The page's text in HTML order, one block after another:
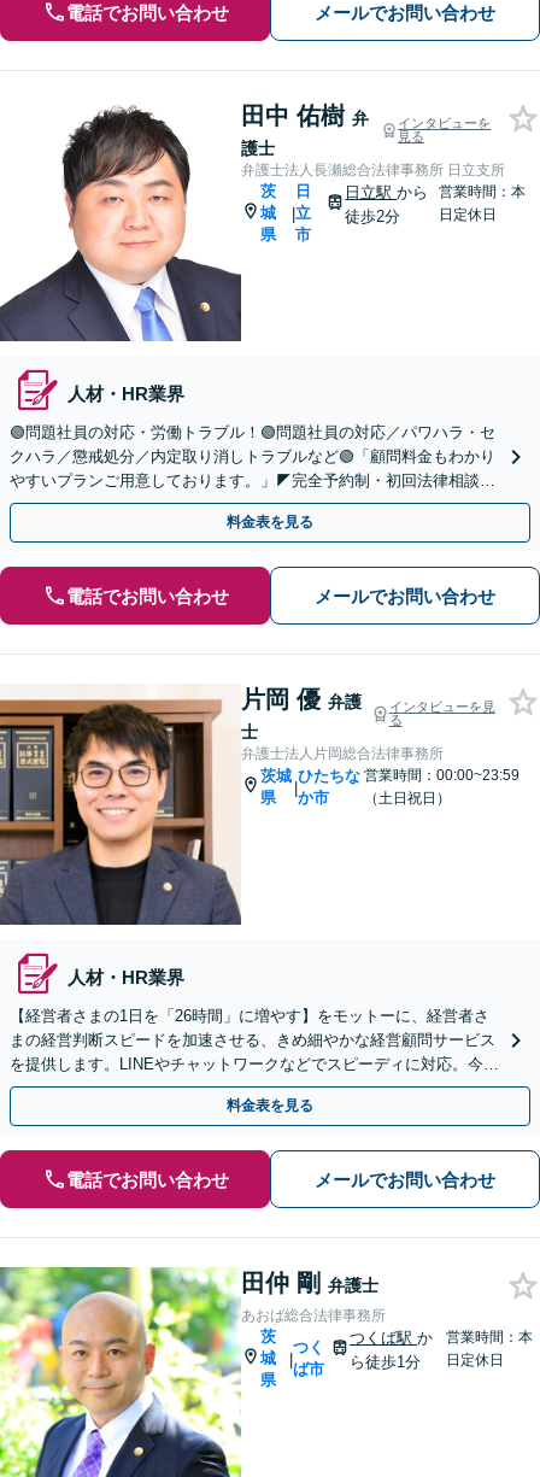
電話でお問い合わせ メールでお問い合わせ
田中 佑樹 弁
護士
インタビューを
見る
弁護士法人長瀬総合法律事務所 日立支所
茨
城
県
|
日
立
市
日立駅から
徒歩2分
営業時間：本
日定休日
人材・HR業界
🟢問題社員の対応・労働トラブル！🟢問題社員の対応／パワハラ・セ
クハラ／懲戒処分／内定取り消しトラブルなど🟢「顧問料金もわかり
やすいプランご用意しております。」◤完全予約制・初回法律相談無
料・顧問数190社以上の実績と経験◢
料金表を見る
電話でお問い合わせ メールでお問い合わせ
片岡 優 弁護
士
インタビューを見
る
弁護士法人片岡総合法律事務所
茨城
県
|
ひたちな
か市
営業時間：00:00~23:59
（土日祝日）
人材・HR業界
【経営者さまの1日を「26時間」に増やす】をモットーに、経営者さ
まの経営判断スピードを加速させる、きめ細やかな経営顧問サービス
を提供します。LINEやチャットワークなどでスピーディに対応。今後
問題となりそうな経営課題までご相談を承ります
料金表を見る
電話でお問い合わせ メールでお問い合わせ
田仲 剛 弁護士
あおば総合法律事務所
茨
城
県
|
つく
ば市
つくば駅か
ら徒歩1分
営業時間：本
日定休日